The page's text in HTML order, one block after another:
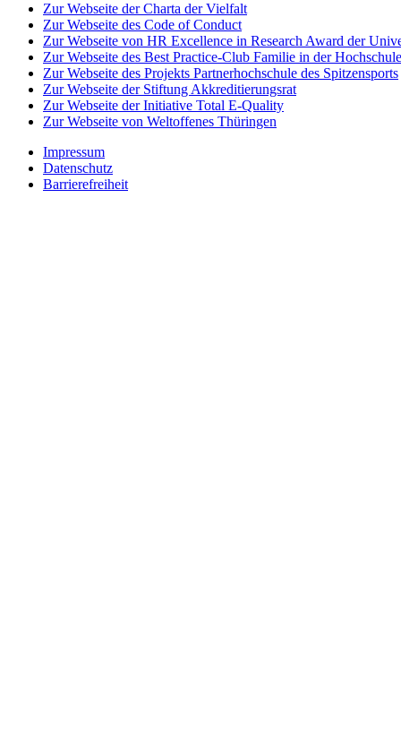
Zur Webseite der Charta der Vielfalt
Zur Webseite des Code of Conduct
Zur Webseite von HR Excellence in Research Award der
Zur Webseite des Best Practice-Club Familie in der Hochschule
Zur Webseite des Projekts Partnerhochschule des Spitzensports
Zur Webseite der Stiftung Akkreditierungsrat
Zur Webseite der Initiative Total E-Quality
Zur Webseite von Weltoffenes Thüringen
Impressum
Datenschutz
Barrierefreiheit